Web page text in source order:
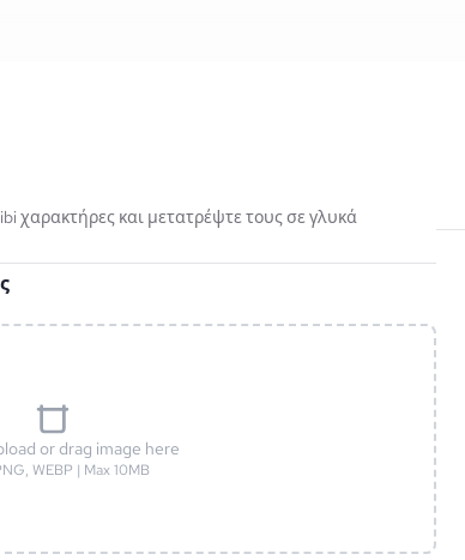
χαρακτήρες και μετατρέψτε τους σε γλυκά
or drag image here
WEBP | Max 10MB